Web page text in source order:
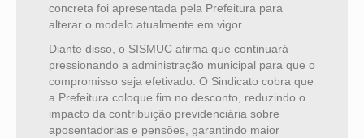
concreta foi apresentada pela Prefeitura para
alterar o modelo atualmente em vigor.
Diante disso, o SISMUC afirma que continuará
pressionando a administração municipal para que o
compromisso seja efetivado. O Sindicato cobra que
a Prefeitura coloque fim no desconto, reduzindo o
impacto da contribuição previdenciária sobre
aposentadorias e pensões, garantindo maior